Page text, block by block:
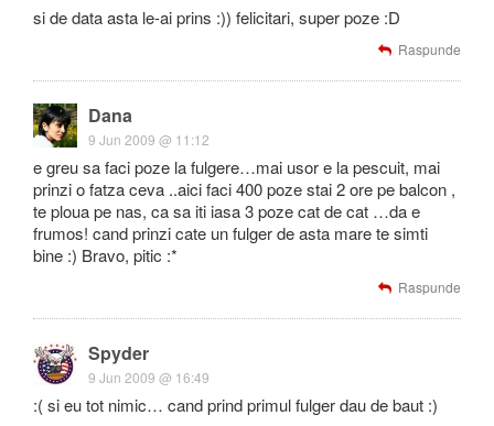
si de data asta le-ai prins :)) felicitari, super poze :D
Raspunde
Dana
9 Jun 2009 @ 11:12
e greu sa faci poze la fulgere…mai usor e la pescuit, mai
prinzi o fatza ceva ..aici faci 400 poze stai 2 ore pe balcon ,
te ploua pe nas, ca sa iti iasa 3 poze cat de cat …da e
frumos! cand prinzi cate un fulger de asta mare te simti
bine :) Bravo, pitic :*
Raspunde
Spyder
9 Jun 2009 @ 16:49
:( si eu tot nimic… cand prind primul fulger dau de baut :)